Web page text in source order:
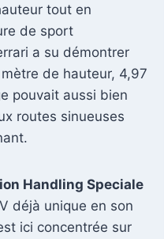
tout en
de sport
a su démontrer
de hauteur, 4,97
pouvait aussi bien
routes sinueuses
Handling Speciale
déjà unique en son
ici concentrée sur